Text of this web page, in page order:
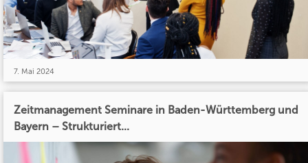
7. Mai 2024
Zeitmanagement Seminare in Baden-Württemberg und
Bayern – Strukturiert...